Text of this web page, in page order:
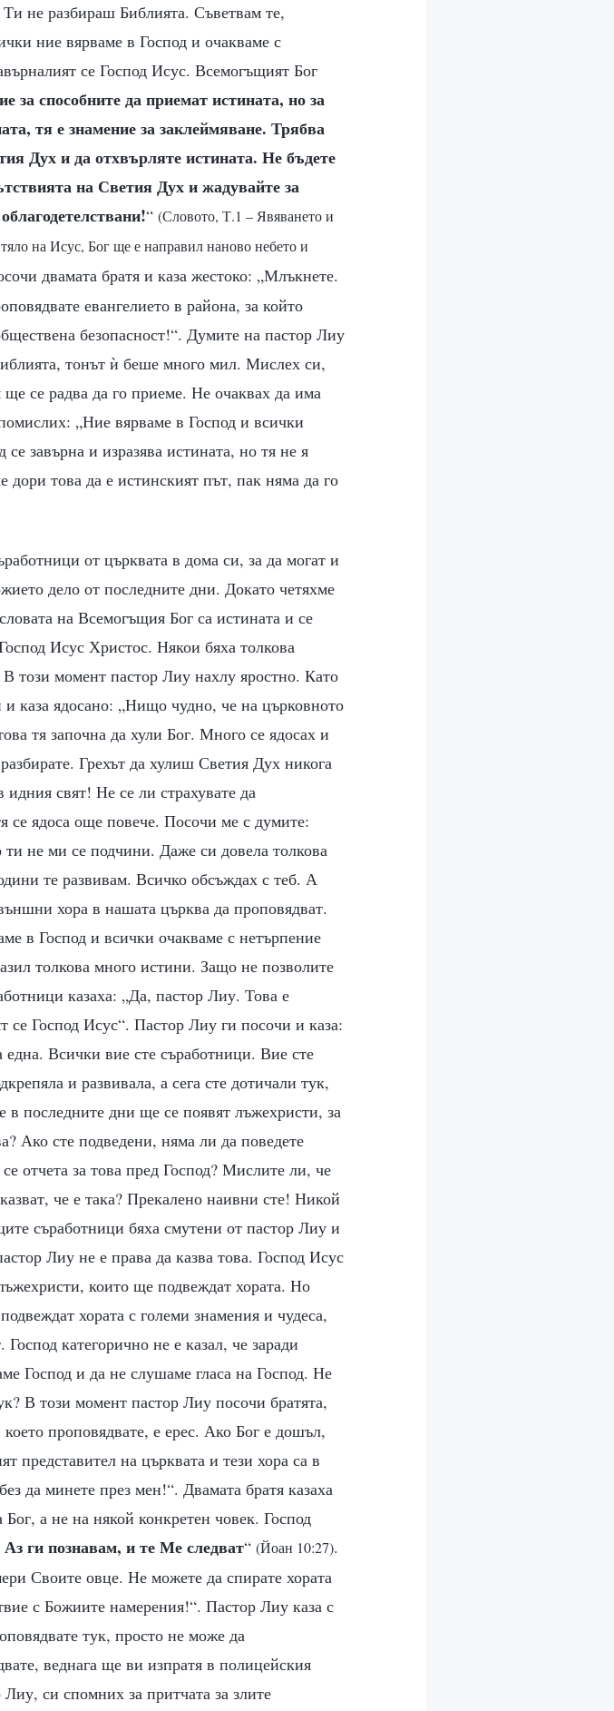
не разбираш Библията. Съветвам те,
ние вярваме в Господ и очакваме с
се Господ Исус. Всемогъщият Бог
за способните да приемат истината, но за
тя е знамение за заклеймяване. Трябва
Дух и да отхвърляте истината. Не бъдете
на Светия Дух и жадувайте за
“ (Словото, Т.1 – Явяването и
на Исус, Бог ще е направил наново небето и
двамата братя и каза жестоко: „Млъкнете.
евангелието в района, за който
безопасност!“. Думите на пастор Лиу
тонът ѝ беше много мил. Мислех си,
се радва да го приеме. Не очаквах да има
„Ние вярваме в Господ и всички
завърна и изразява истината, но тя не я
това да е истинският път, пак няма да го
от църквата в дома си, за да могат и
дело от последните дни. Докато четяхме
на Всемогъщия Бог са истината и се
Исус Христос. Някои бяха толкова
този момент пастор Лиу нахлу яростно. Като
каза ядосано: „Нищо чудно, че на църковното
тя започна да хули Бог. Много се ядосах и
Грехът да хулиш Светия Дух никога
свят! Не се ли страхувате да
се ядоса още повече. Посочи ме с думите:
не ми се подчини. Даже си довела толкова
те развивам. Всичко обсъждах с теб. А
хора в нашата църква да проповядват.
в Господ и всички очакваме с нетърпение
толкова много истини. Защо не позволите
казаха: „Да, пастор Лиу. Това е
се Господ Исус“. Пастор Лиу ги посочи и каза:
Всички вие сте съработници. Вие сте
и развивала, а сега сте дотичали тук,
в последните дни ще се появят лъжехристи, за
Ако сте подведени, няма ли да поведете
отчета за това пред Господ? Мислите ли, че
че е така? Прекалено наивни сте! Никой
съработници бяха смутени от пастор Лиу и
Лиу не е права да казва това. Господ Исус
които ще подвеждат хората. Но
хората с големи знамения и чудеса,
категорично не е казал, че заради
Господ и да не слушаме гласа на Господ. Не
В този момент пастор Лиу посочи братята,
проповядвате, е ерес. Ако Бог е дошъл,
представител на църквата и тези хора са в
да минете през мен!“. Двамата братя казаха
а не на някой конкретен човек. Господ
ги познавам, и те Ме следват“ (Йоан 10:27).
Своите овце. Не можете да спирате хората
с Божиите намерения!“. Пастор Лиу каза с
тук, просто не може да
веднага ще ви изпратя в полицейския
си спомних за притчата за злите